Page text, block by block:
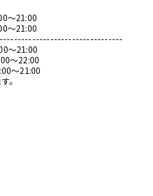
21:00
21:00
21:00
～22:00
～21:00
。